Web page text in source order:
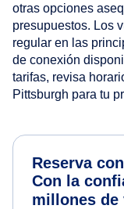
otras opciones
presupuestos. Los
regular en las
de conexión
tarifas, revisa
Pittsburgh para tu
Reserva
Con la
millones de